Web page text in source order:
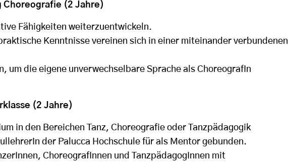
(2 Jahre)
Fähigkeiten weiterzuentwickeln.
Kenntnisse vereinen sich in einer miteinander verbundenen
um die eigene unverwechselbare Sprache als ChoreografIn
(2 Jahre)
in den Bereichen Tanz, Choreografie oder Tanzpädagogik
der Palucca Hochschule für als Mentor gebunden.
ChoreografInnen und TanzpädagogInnen mit